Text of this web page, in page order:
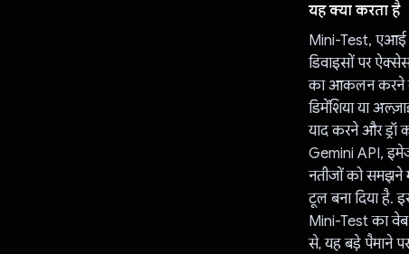
यह क्या करता है
Mini-Test, एआई
डिवाइसों पर
का आकलन करने के
डिमेंशिया या
याद करने और
Gemini API,
नतीजों को समझने
टूल बना दिया है.
Mini-Test का
से, यह बड़े पैमाने